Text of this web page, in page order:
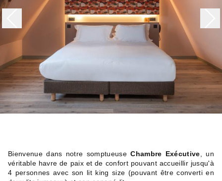
Bienvenue dans notre somptueuseChambre Exécutive , un
véritable havre de paix et de confort pouvant accueillir jusqu'à
4 personnes avec son lit king size (pouvant être converti en